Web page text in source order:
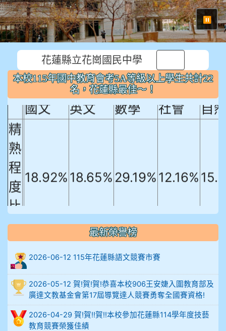
⏸
花蓮縣立花崗國民中學
本校115年國中教育會考5A等級以上學生共計22
名，花蓮縣最佳～！
本校115年國中教育會考5A等級以上
學生共計22名，花蓮縣最佳～！
國文
英文 數學 社會
自
精
熟
程
度
比
例
18.92% 18.65% 29.19% 12.16%
906陳兆宏 5A10+ 作文5
912余 嘉 5A10+
914謝佩臻 5A10+
902蘇奕愷
最新榮譽榜
2026-06-12 115年花蓮縣語文競賽市賽
2026-05-12 賀!賀!賀!恭喜本校906王安婕入圍教育部及
廣達文教基金會第17屆導覽達人競賽勇奪全國賽資格!
2026-04-29 賀!賀!!賀!!本校參加花蓮縣114學年度技藝
教育競賽榮獲佳績